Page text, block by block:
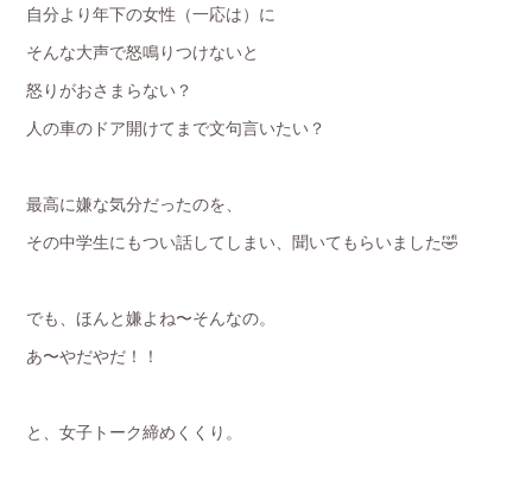
自分より年下の女性（一応は）に
そんな大声で怒鳴りつけないと
怒りがおさまらない？
人の車のドア開けてまで文句言いたい？
最高に嫌な気分だったのを、
その中学生にもつい話してしまい、聞いてもらいました🤣
でも、ほんと嫌よね〜そんなの。
あ〜やだやだ！！
と、女子トーク締めくくり。